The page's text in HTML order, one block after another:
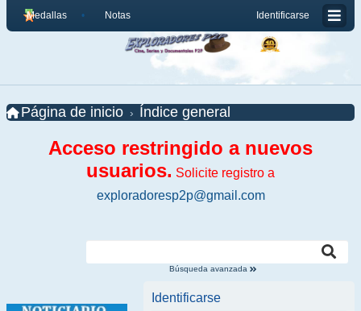
Identificarse
Medallas Notas
Página de inicio Índice general
Acceso restringido a nuevos
usuarios. Solicite registro a
exploradoresp2p@gmail.com
Búsqueda avanzada
Identificarse